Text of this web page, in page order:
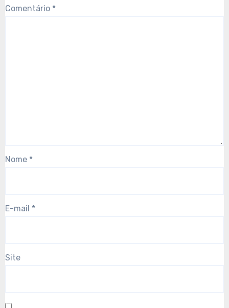
Comentário *
Nome *
E-mail *
Site